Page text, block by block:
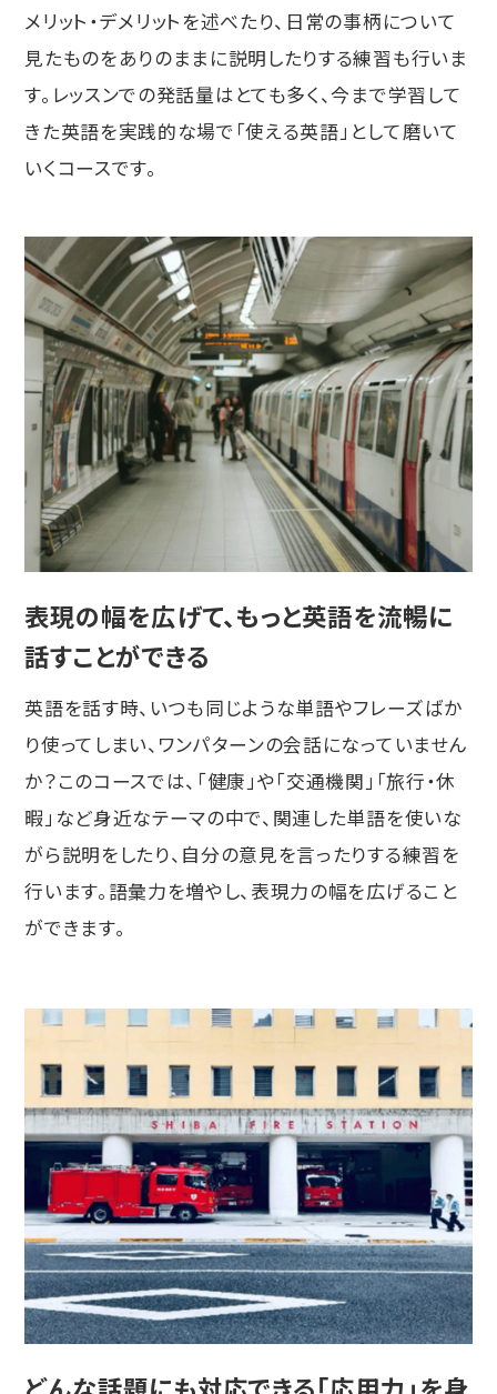
メリット・デメリットを述べたり、日常の事柄について
見たものをありのままに説明したりする練習も行いま
す。レッスンでの発話量はとても多く、今まで学習して
きた英語を実践的な場で「使える英語」として磨いて
いくコースです。
表現の幅を広げて、もっと英語を流暢に
話すことができる
英語を話す時、いつも同じような単語やフレーズばか
り使ってしまい、ワンパターンの会話になっていません
か？このコースでは、「健康」や「交通機関」「旅行・休
暇」など身近なテーマの中で、関連した単語を使いな
がら説明をしたり、自分の意見を言ったりする練習を
行います。語彙力を増やし、表現力の幅を広げること
ができます。